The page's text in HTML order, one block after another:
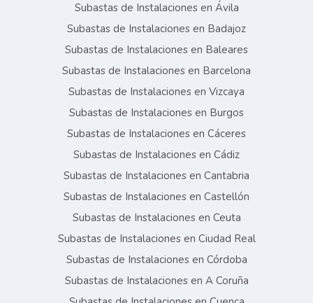
Subastas de Instalaciones en Ávila
Subastas de Instalaciones en Badajoz
Subastas de Instalaciones en Baleares
Subastas de Instalaciones en Barcelona
Subastas de Instalaciones en Vizcaya
Subastas de Instalaciones en Burgos
Subastas de Instalaciones en Cáceres
Subastas de Instalaciones en Cádiz
Subastas de Instalaciones en Cantabria
Subastas de Instalaciones en Castellón
Subastas de Instalaciones en Ceuta
Subastas de Instalaciones en Ciudad Real
Subastas de Instalaciones en Córdoba
Subastas de Instalaciones en A Coruña